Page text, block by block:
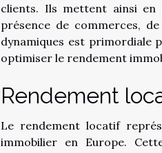
clients. Ils mettent ainsi
présence de commerces,
dynamiques est primordiale
optimiser le rendement
Rendement
Le rendement locatif
immobilier en Europe.